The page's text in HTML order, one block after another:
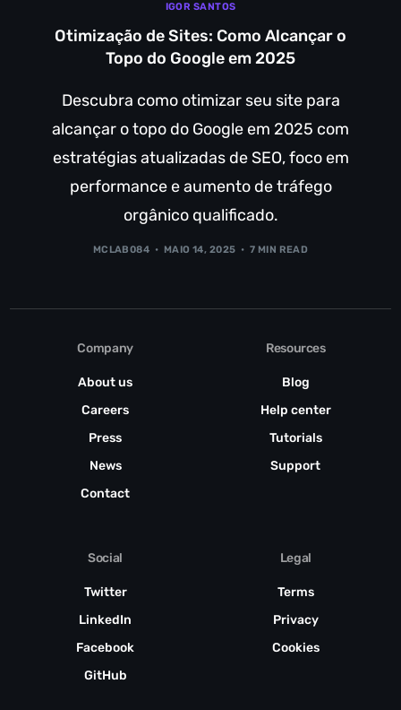
IGOR SANTOS
Otimização de Sites: Como Alcançar o
Topo do Google em 2025
Descubra como otimizar seu site para
alcançar o topo do Google em 2025 com
estratégias atualizadas de SEO, foco em
performance e aumento de tráfego
orgânico qualificado.
MCLAB084 MAIO 14, 2025 7 MIN READ
Company
About us
Careers
Press
News
Contact
Resources
Blog
Help center
Tutorials
Support
Social
Twitter
LinkedIn
Facebook
GitHub
Legal
Terms
Privacy
Cookies